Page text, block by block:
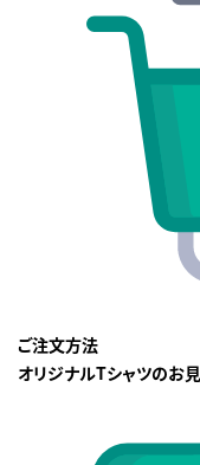
ご注文方法
オリジナルTシャツのお